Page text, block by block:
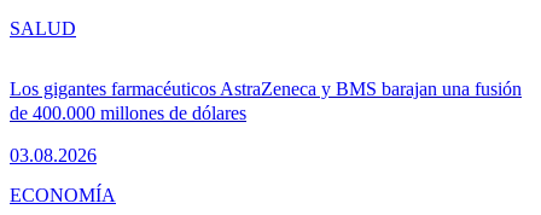
Los gigantes farmacéuticos AstraZeneca y BMS barajan una fusión
de 400.000 millones de dólares
03.08.2026
SALUD
ECONOMÍA